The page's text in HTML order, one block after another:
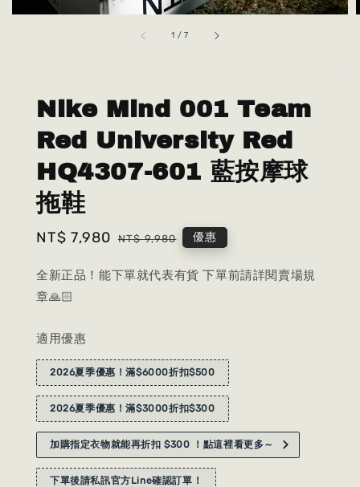
1 /7
Nike Mind 001 Team
Red University Red
HQ4307-601 藍按摩球
拖鞋
Sale
NT$ 7,980 Regular
NT$ 9,980 優惠
全新正品！能下單就代表有貨 下單前請詳閱賣場規
章🙏🏻
適用優惠
2026夏季優惠！滿$6000折扣$500
2026夏季優惠！滿$3000折扣$300
加購指定衣物就能再折扣 $300 ！點這裡看更多～
下單後請私訊官方Line確認訂單！